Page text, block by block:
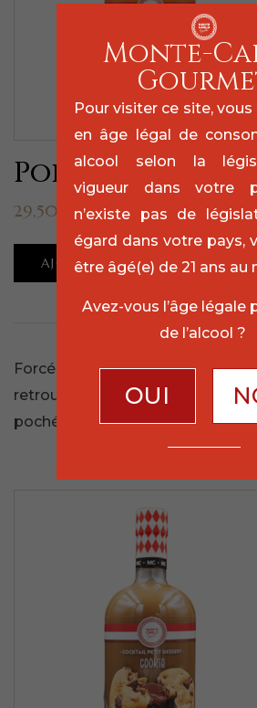
Poire Belle-
29,50 €
AJOUTER AU PANIER
Forcément la plus belle ! À la
retrouverez cette délicieuse
pochée, à la fois très fraiche et
Monte-
Pour visiter ce site,
en âge légal de
alcool selon la
vigueur dans votre
n’existe pas de
égard dans votre pays,
être âgé(e) de 21 ans au
Avez-vous l’âge légale
de l’alcool ?
OUI